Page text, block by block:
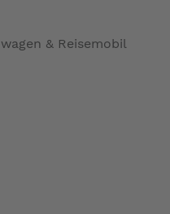
& Reisemobil